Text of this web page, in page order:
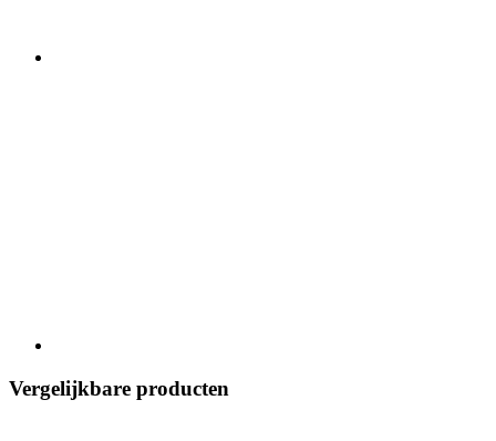
Vergelijkbare producten